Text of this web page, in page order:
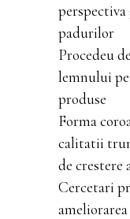
padurilor
Procedeu
lemnului
produse
Forma
calitatii
de crestere
Cercetari